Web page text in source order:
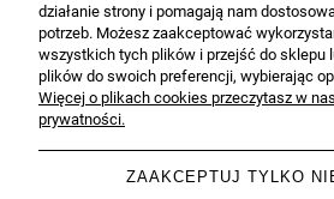
Informacje
O nas
działanie strony i pomagają nam
potrzeb. Możesz zaakceptować
wszystkich tych plików i przejść do sklepu
plików do swoich preferencji, wybierając
Więcej o plikach cookies przeczytasz w
prywatności.
ZAAKCEPTUJ TYLKO